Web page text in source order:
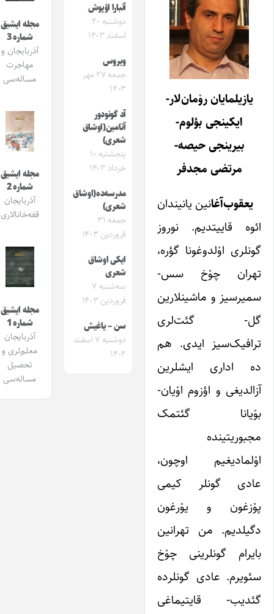
یازیلمایان روْمان‌لار-
ایکینجی بؤلوم-
بیرینجی حیصه-
مرتضی مجدفر
یعقوب‌آغانین یانیندان
ائوه قاییتدیم. نوروز
گونلری اوْلدوغونا گؤره،
تهران چوْخ سس-
سمیرسیز و ماشینلارین
گل- گئت‌‌‌لری
ترافیک‌سیز ایدی. هم
ده اداری ایشلرین
آزالدیغی و اؤزوم اوْیان-
بوْیانا گئتمک
مجبوریتینده
اوْلمادیغیم اوچون،
عادی گونلر کیمی
پوْزغون و یوْرغون
دگیلدیم. من تهرانین
بایرام گونلرینی چوْخ
سئویرم. عادی گونلرده
گئدیب- قایتیماغی
آنبارا اؤپوش
دوشنبه ۲۰
اسفند ۱۴۰۳
ویروس
جمعه ۲۷ مهر
۱۴۰۳
آد گونودور
آتامین(اوشاق
شعری)
پنجشنبه ۱۰
خرداد ۱۴۰۳
مدرسه‌ده(اوشاق
شعری)
جمعه ۳۱
فروردین ۱۴۰۳
ایکی اوشاق
شعری
سه‌شنبه ۷
فروردین ۱۴۰۳
سن – یاغیش
دوشنبه ۷ اسفند
۱۴۰۲
مجله ایشیق
شماره 3
آذربایجان و
مهاجرت
مساله‌سی
مجله ایشیق
شماره 2
آذربایجان
قفه‌خانالاری
مجله ایشیق
شماره 1
آذربایجان
معلم‌لری و
تحصیل
مساله‌سی